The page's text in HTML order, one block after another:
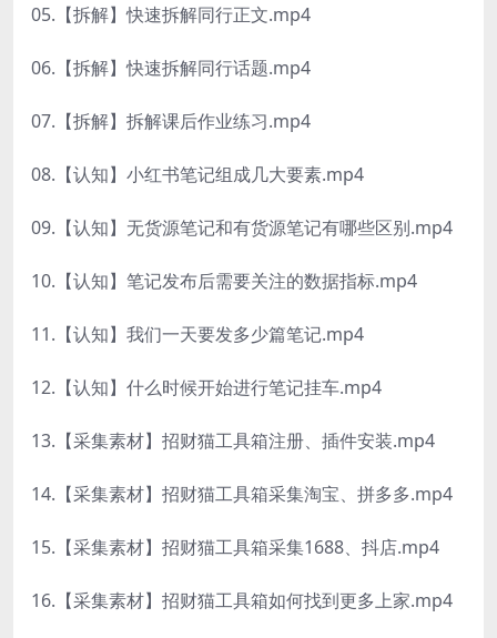
05.【拆解】快速拆解同行正文.mp4
06.【拆解】快速拆解同行话题.mp4
07.【拆解】拆解课后作业练习.mp4
08.【认知】小红书笔记组成几大要素.mp4
09.【认知】无货源笔记和有货源笔记有哪些区别.mp4
10.【认知】笔记发布后需要关注的数据指标.mp4
11.【认知】我们一天要发多少篇笔记.mp4
12.【认知】什么时候开始进行笔记挂车.mp4
13.【采集素材】招财猫工具箱注册、插件安装.mp4
14.【采集素材】招财猫工具箱采集淘宝、拼多多.mp4
15.【采集素材】招财猫工具箱采集1688、抖店.mp4
16.【采集素材】招财猫工具箱如何找到更多上家.mp4